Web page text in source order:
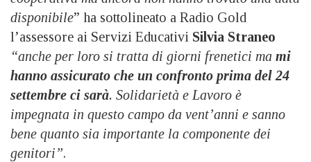
disponibile” ha sottolineato a Radio Gold
l’assessore ai Servizi Educativi Silvia Straneo
“anche per loro si tratta di giorni frenetici ma mi
hanno assicurato che un confronto prima del 24
settembre ci sarà. Solidarietà e Lavoro è
impegnata in questo campo da vent’anni e sanno
bene quanto sia importante la componente dei
genitori”.